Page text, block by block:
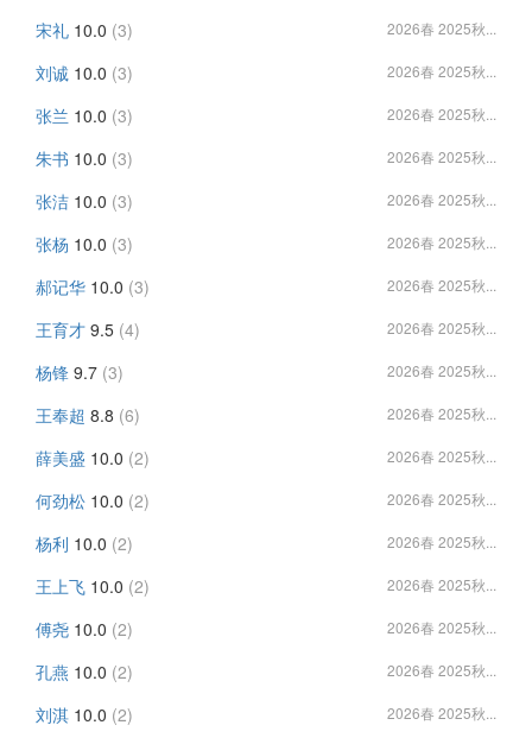
宋礼 10.0 (3) 2026春 2025秋...
刘诚 10.0 (3) 2026春 2025秋...
张兰 10.0 (3) 2026春 2025秋...
朱书 10.0 (3) 2026春 2025秋...
张洁 10.0 (3) 2026春 2025秋...
张杨 10.0 (3) 2026春 2025秋...
郝记华 10.0 (3) 2026春 2025秋...
王育才 9.5 (4) 2026春 2025秋...
杨锋 9.7 (3) 2026春 2025秋...
王奉超 8.8 (6) 2026春 2025秋...
薛美盛 10.0 (2) 2026春 2025秋...
何劲松 10.0 (2) 2026春 2025秋...
杨利 10.0 (2) 2026春 2025秋...
王上飞 10.0 (2) 2026春 2025秋...
傅尧 10.0 (2) 2026春 2025秋...
孔燕 10.0 (2) 2026春 2025秋...
刘淇 10.0 (2) 2026春 2025秋...